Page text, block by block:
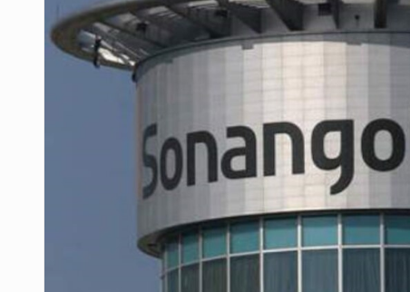
De acordo com as autoridades
A cidade de Bunia, capital da
O Senado dos Estados Unidos
Legislação, renomeada em
A nova legislação estabelece